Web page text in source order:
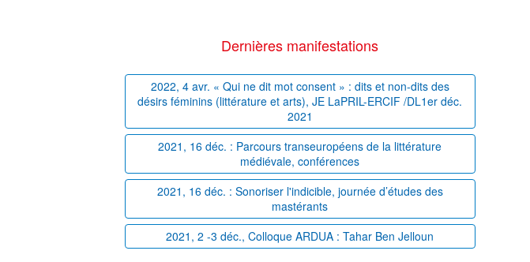
Dernières manifestations
2022, 4 avr. « Qui ne dit mot consent » : dits et non-dits des
désirs féminins (littérature et arts), JE LaPRIL-ERCIF /DL1er déc.
2021
2021, 16 déc. : Parcours transeuropéens de la littérature
médiévale, conférences
2021, 16 déc. : Sonoriser l'indicible, journée d’études des
mastérants
2021, 2 -3 déc., Colloque ARDUA : Tahar Ben Jelloun